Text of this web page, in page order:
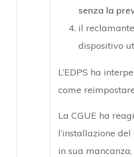
senza la
il
dispositivo
L’EDPS ha
come
La CGUE ha
l’installazione
in sua